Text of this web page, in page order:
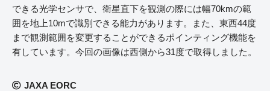
できる光学センサで、衛星直下を観測の際には幅70kmの範
囲を地上10mで識別できる能力があります。また、東西44度
まで観測範囲を変更することができるポインティング機能を
有しています。今回の画像は西側から31度で取得しました。
JAXA EORC